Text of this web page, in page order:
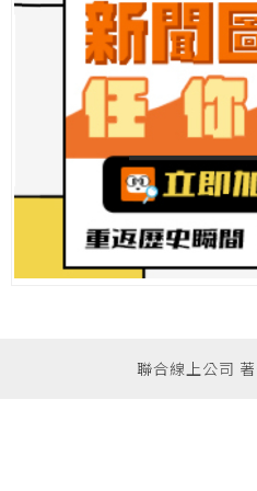
聯合線上公司